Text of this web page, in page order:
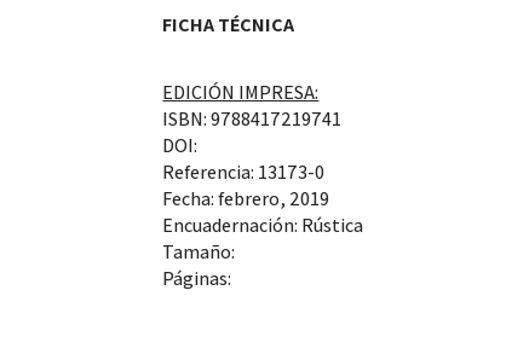
FICHA TÉCNICA
EDICIÓN IMPRESA:
ISBN: 9788417219741
DOI:
Referencia: 13173-0
Fecha: febrero, 2019
Encuadernación: Rústica
Tamaño:
Páginas: